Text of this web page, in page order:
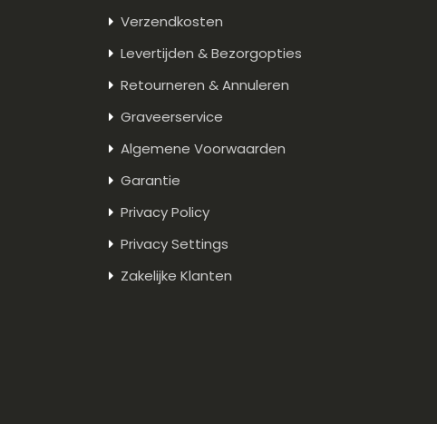
Verzendkosten
Levertijden & Bezorgopties
Retourneren & Annuleren
Graveerservice
Algemene Voorwaarden
Garantie
Privacy Policy
Privacy Settings
Zakelijke Klanten